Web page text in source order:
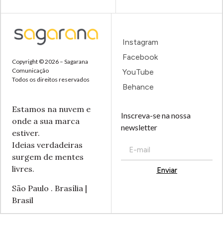
Copyright © 2026 – Sagarana
Comunicação
Todos os direitos reservados
Estamos na nuvem e
onde a sua marca
estiver.
Ideias verdadeiras
surgem de mentes
livres.
São Paulo . Brasília |
Brasil
Instagram
Facebook
YouTube
Behance
Inscreva-se na nossa
newsletter
Enviar